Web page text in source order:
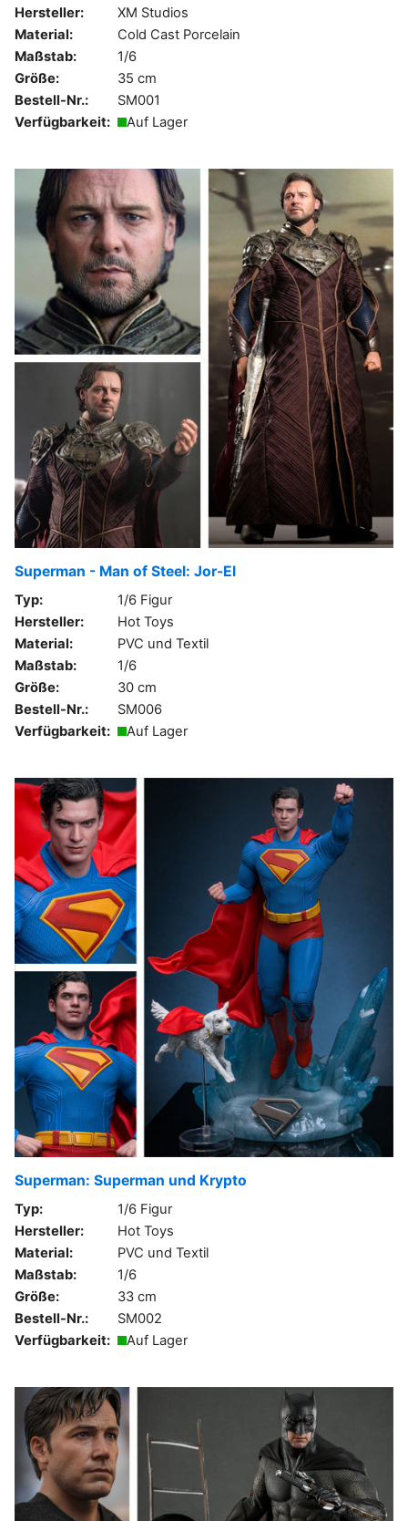
Hersteller:
XM Studios
Material:
Cold Cast Porcelain
Maßstab:
1/6
Größe:
35 cm
Bestell-Nr.:
SM001
Verfügbarkeit:
Auf Lager
Superman - Man of Steel: Jor-El
Typ:
1/6 Figur
Hersteller:
Hot Toys
Material:
PVC und Textil
Maßstab:
1/6
Größe:
30 cm
Bestell-Nr.:
SM006
Verfügbarkeit:
Auf Lager
Superman: Superman und Krypto
Typ:
1/6 Figur
Hersteller:
Hot Toys
Material:
PVC und Textil
Maßstab:
1/6
Größe:
33 cm
Bestell-Nr.:
SM002
Verfügbarkeit:
Auf Lager